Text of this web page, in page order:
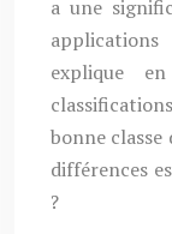
a une
explique
bonne classe
différences
?